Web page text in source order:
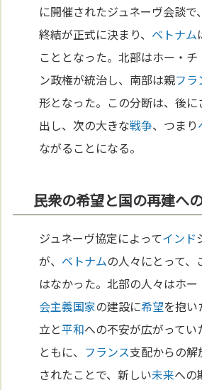
に開催されたジュネーヴ会談で、
終結が正式に決まり、 ベトナム
こととなった。北部はホー・
ン政権が統治し、南部は親フラ
形となった。この分断は、後
出し、次の大きな戦争、つまり
ながることになる。
民衆の希望と国の再建へ
ジュネーヴ協定によってインド
が、 ベトナムの人々にとって
はなかった。北部の人々はホ
会主義国家の建設に希望を抱い
立と平和への不安が広がって
ともに、 フランス支配からの
されたことで、新しい未来への